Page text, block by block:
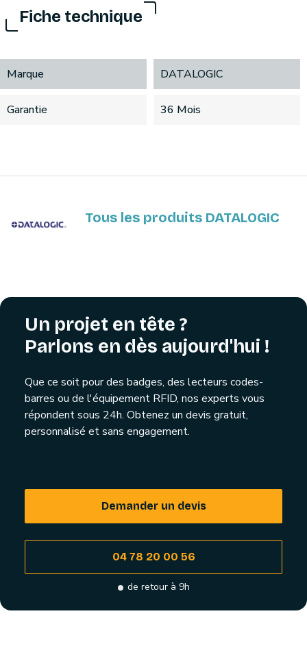
Fiche technique
Marque DATALOGIC
Garantie 36 Mois
Tous les produits DATALOGIC
Un projet en tête ?
Parlons en dès aujourd'hui !
Que ce soit pour des badges, des lecteurs codes-
barres ou de l'équipement RFID, nos experts vous
répondent sous 24h. Obtenez un devis gratuit,
personnalisé et sans engagement.
Demander un devis
04 78 20 00 56
de retour à 9h